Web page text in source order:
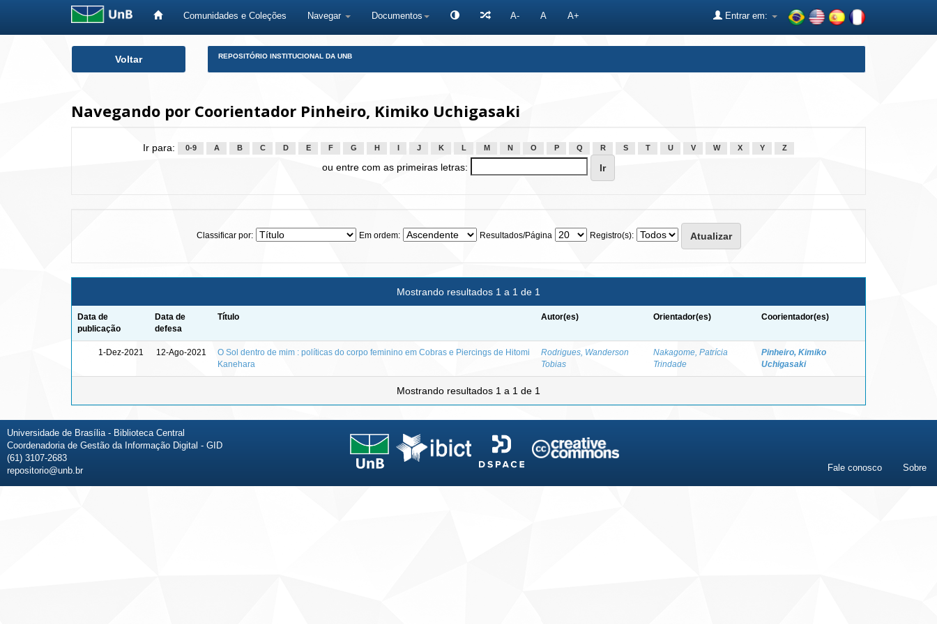
Comunidades e Coleções Navegar Documentos A- A A+ Entrar em:
Voltar REPOSITÓRIO INSTITUCIONAL DA UNB
Navegando por Coorientador Pinheiro, Kimiko Uchigasaki
Ir para: 0-9 A B C D E F G H J K L M N O P Q R S T U V W X Y Z
ou entre com as primeiras letras:
Classificar por: Em ordem: Resultados/Página Registro(s):
Mostrando resultados 1 a 1 de 1
Data de
publicação
Data de
defesa
Título Autor(es) Orientador(es) Coorientador(es)
1-Dez-2021 12-Ago-2021
O Sol dentro de mim : políticas do corpo feminino em Cobras e Piercings de Hitomi
Kanehara
Rodrigues, Wanderson
Tobias
Nakagome, Patrícia
Trindade
Pinheiro, Kimiko
Uchigasaki
Mostrando resultados 1 a 1 de 1
Universidade de Brasília - Biblioteca Central
Coordenadoria de Gestão da Informação Digital - GID
(61) 3107-2683
repositorio@unb.br
Fale conosco Sobre